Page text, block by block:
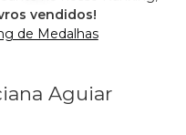
vendidos!
de Medalhas
Aguiar